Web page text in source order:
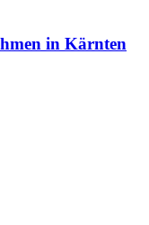
in Kärnten